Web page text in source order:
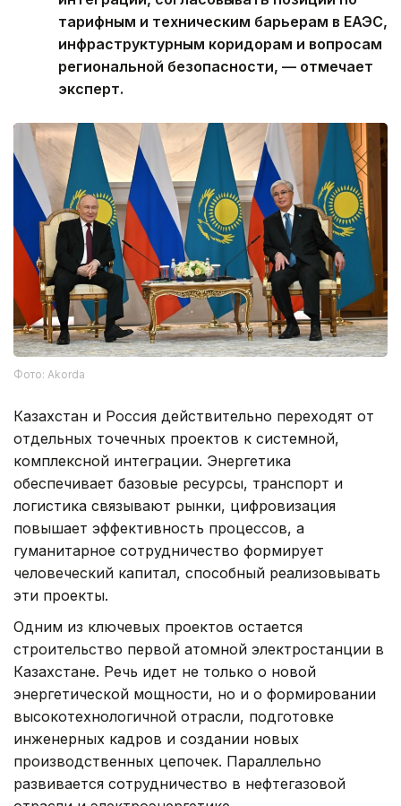
тарифным и техническим барьерам в ЕАЭС,
инфраструктурным коридорам и вопросам
региональной безопасности, — отмечает
эксперт.
Фото: Akorda
Казахстан и Россия действительно переходят от
отдельных точечных проектов к системной,
комплексной интеграции. Энергетика
обеспечивает базовые ресурсы, транспорт и
логистика связывают рынки, цифровизация
повышает эффективность процессов, а
гуманитарное сотрудничество формирует
человеческий капитал, способный реализовывать
эти проекты.
Одним из ключевых проектов остается
строительство первой атомной электростанции в
Казахстане. Речь идет не только о новой
энергетической мощности, но и о формировании
высокотехнологичной отрасли, подготовке
инженерных кадров и создании новых
производственных цепочек. Параллельно
развивается сотрудничество в нефтегазовой